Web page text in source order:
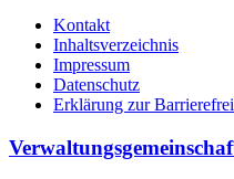
Kontakt
Inhaltsverzeichnis
Impressum
Datenschutz
Erklärung zur